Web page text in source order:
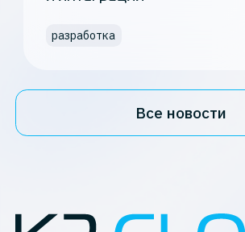
разработка
Все новости